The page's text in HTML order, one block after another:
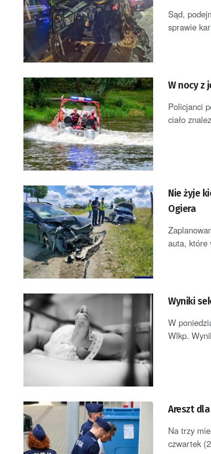
Sąd,
sprawie
W nocy z
Policjanci
ciało
Nie żyje
Ogiera
auta, które
Wyniki
W
Wlkp.
Areszt
Na trzy
czwartek